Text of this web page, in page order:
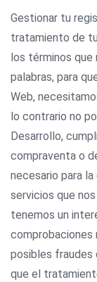
Gestionar tu
tratamiento de
los términos que
palabras, para
Web,
lo contrario no
Desarrollo,
compraventa o
necesario para
servicios que
tenemos un
comprobaciones
posibles fraudes
que el